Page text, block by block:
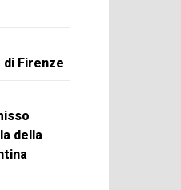
Firenze
della